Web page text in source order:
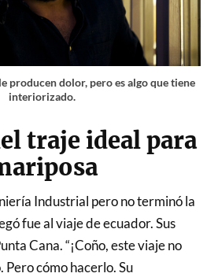
producen dolor, pero es algo que tiene
interiorizado.
traje ideal para
Industrial pero no terminó la
fue al viaje de ecuador. Sus
Cana. “¡Coño, este viaje no
Pero cómo hacerlo. Su